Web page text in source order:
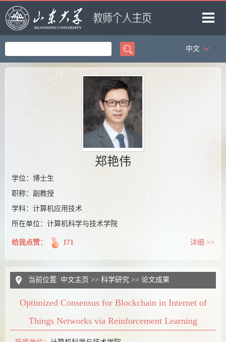
首页
中文
郑艳伟
学位：博士生
职称：副教授
学科：计算机应用技术
所在单位：计算机科学与技术学院
给我点赞： 171 详细 >>
当前位置: 中文主页 >> 科学研究 >> 论文成果
Optimized Consensus for Blockchain in Internet of
Things Networks via Reinforcement Learning